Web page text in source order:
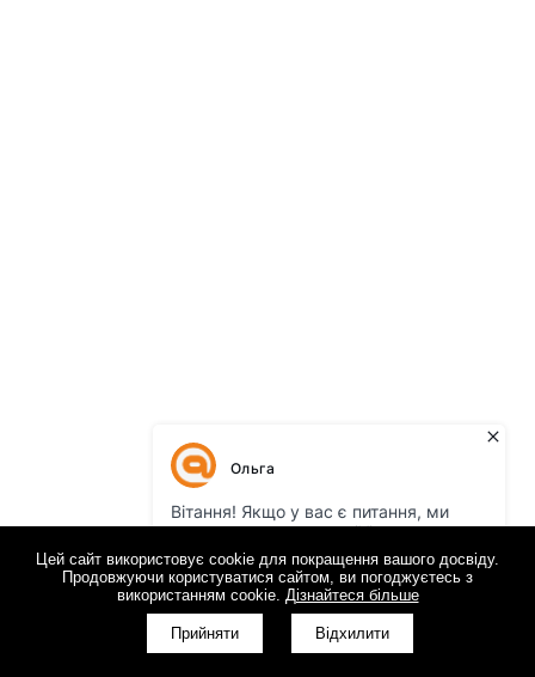
Цей сайт використовує cookie для покращення вашого досвіду.
Продовжуючи користуватися сайтом, ви погоджуєтесь з
використанням cookie. Дізнайтеся більше
Прийняти Відхилити